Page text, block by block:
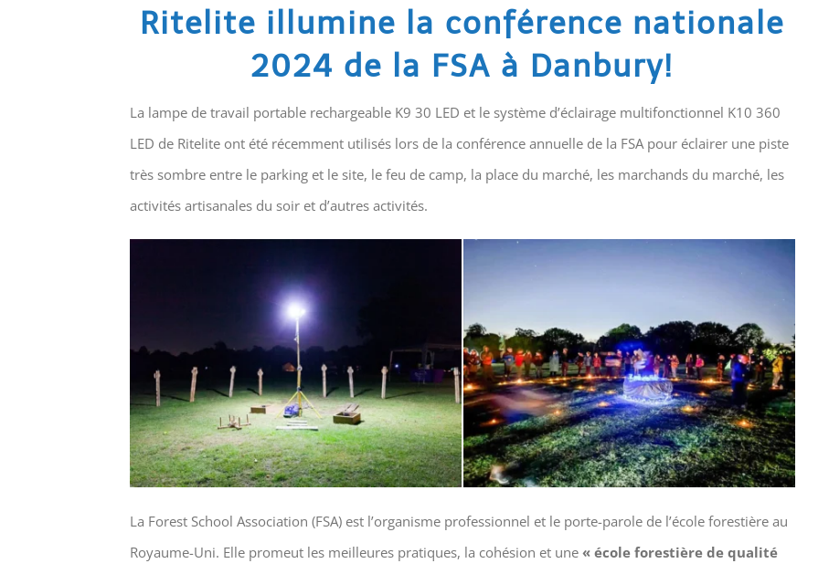
Ritelite illumine la conférence nationale
2024 de la FSA à Danbury!
La lampe de travail portable rechargeable K9 30 LED et le système d’éclairage multifonctionnel K10 360
LED de Ritelite ont été récemment utilisés lors de la conférence annuelle de la FSA pour éclairer une piste
très sombre entre le parking et le site, le feu de camp, la place du marché, les marchands du marché, les
activités artisanales du soir et d’autres activités.
La Forest School Association (FSA) est l’organisme professionnel et le porte-parole de l’école forestière au
Royaume-Uni. Elle promeut les meilleures pratiques, la cohésion et une« école forestière de qualité